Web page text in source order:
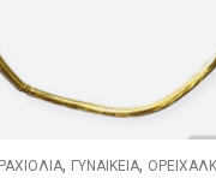
, ΓΥΝΑΙΚΕΙΑ,